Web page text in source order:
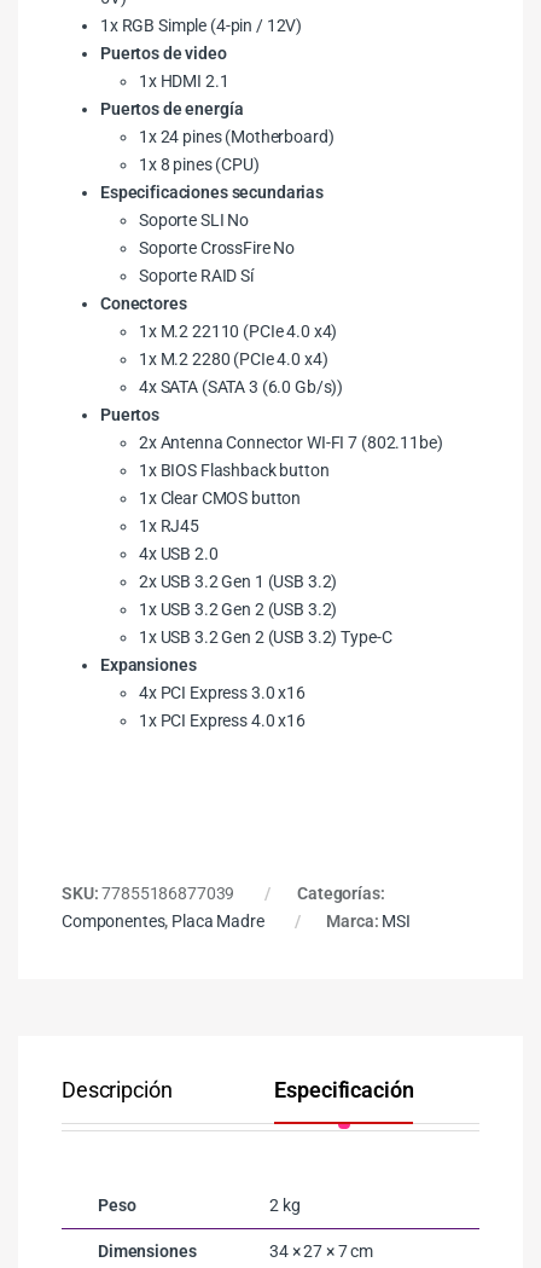
1x RGB Simple (4-pin / 12V)
Puertos de video
1x HDMI 2.1
Puertos de energía
1x 24 pines (Motherboard)
1x 8 pines (CPU)
Especificaciones secundarias
Soporte SLI No
Soporte CrossFire No
Soporte RAID Sí
Conectores
1x M.2 22110 (PCIe 4.0 x4)
1x M.2 2280 (PCIe 4.0 x4)
4x SATA (SATA 3 (6.0 Gb/s))
Puertos
2x Antenna Connector WI-FI 7 (802.11be)
1x BIOS Flashback button
1x Clear CMOS button
1x RJ45
4x USB 2.0
2x USB 3.2 Gen 1 (USB 3.2)
1x USB 3.2 Gen 2 (USB 3.2)
1x USB 3.2 Gen 2 (USB 3.2) Type-C
Expansiones
4x PCI Express 3.0 x16
1x PCI Express 4.0 x16
SKU:77855186877039
Categorías:
Componentes, Placa Madre Marca: MSI
Descripción Especificación
Peso 2 kg
Dimensiones 34 × 27 × 7 cm